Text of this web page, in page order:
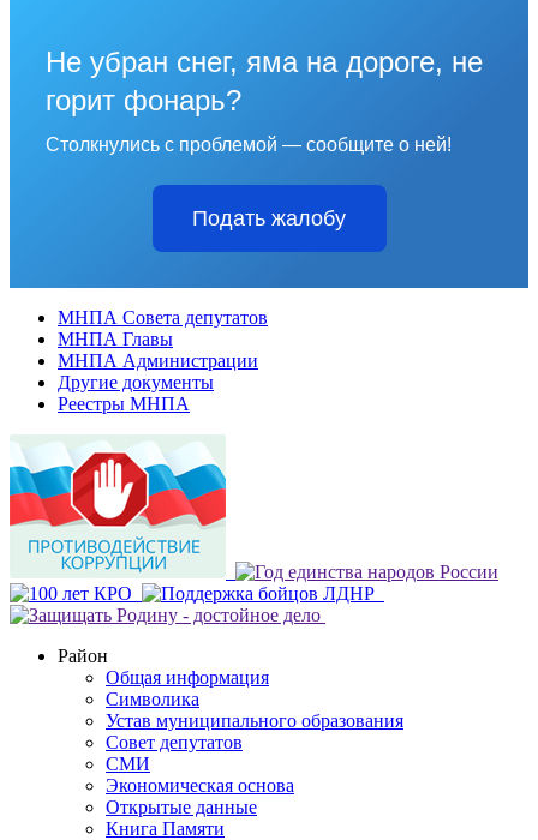
Не убран снег, яма на дороге, не
горит фонарь?
Столкнулись с проблемой — сообщите о ней!
Подать жалобу
МНПА Совета депутатов
МНПА Главы
МНПА Администрации
Другие документы
Реестры МНПА
Район
Общая информация
Символика
Устав муниципального образования
Совет депутатов
СМИ
Экономическая основа
Открытые данные
Книга Памяти